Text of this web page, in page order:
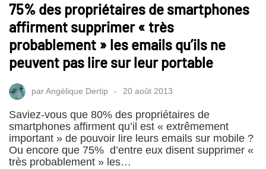
75% des propriétaires de smartphones
affirment supprimer « très
probablement » les emails qu’ils ne
peuvent pas lire sur leur portable
parAngélique Dertip 20 août 2013
Saviez-vous que 80% des propriétaires de
smartphones affirment qu’il est « extrêmement
important » de pouvoir lire leurs emails sur mobile ?
Ou encore que 75% d’entre eux disent supprimer «
très probablement » les…